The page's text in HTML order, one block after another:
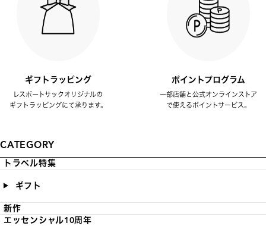
ギフトラッピング
レスポートサックオリジナルの
ギフトラッピングにて承ります。
ポイントプログラム
一部店舗と公式オンラインストア
で使えるポイントサービス。
CATEGORY
トラベル特集
ギフト
新作
エッセンシャル10周年